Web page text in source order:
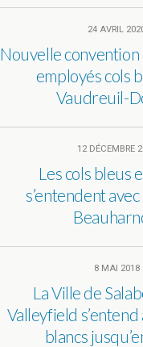
24 AVRIL
Nouvelle convention
employés cols
Vaudreuil-
12 DÉCEMBRE
Les cols bleus
s’entendent
8 MAI 2018
La Ville de
Valleyfield s’entend
blancs